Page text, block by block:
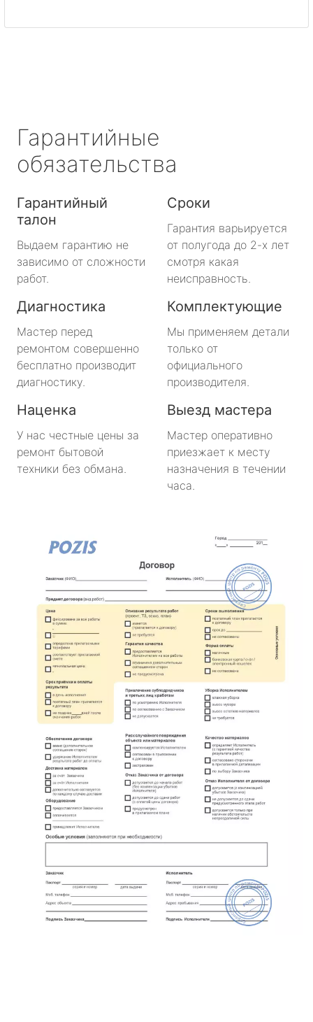
Гарантийные
обязательства
Гарантийный
талон
Выдаем гарантию не
зависимо от сложности
работ.
Сроки
Гарантия варьируется
от полугода до 2-х лет
смотря какая
неисправность.
Диагностика
Мастер перед
ремонтом совершенно
бесплатно производит
диагностику.
Комплектующие
Мы применяем детали
только от
официального
производителя.
Наценка
У нас честные цены за
ремонт бытовой
техники без обмана.
Выезд мастера
Мастер оперативно
приезжает к месту
назначения в течении
часа.